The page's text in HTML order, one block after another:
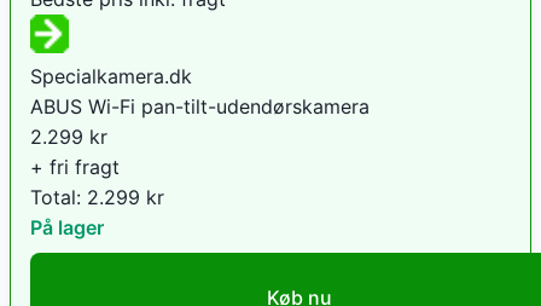
Specialkamera.dk
ABUS Wi-Fi pan-tilt-udendørskamera
2.299 kr
+ fri fragt
Total: 2.299 kr
På lager
Køb nu